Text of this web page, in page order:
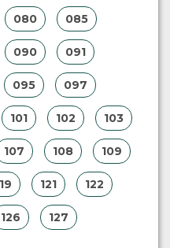
080 085
090 091
095 097
101 102 103
107 108 109
121 122
126 127